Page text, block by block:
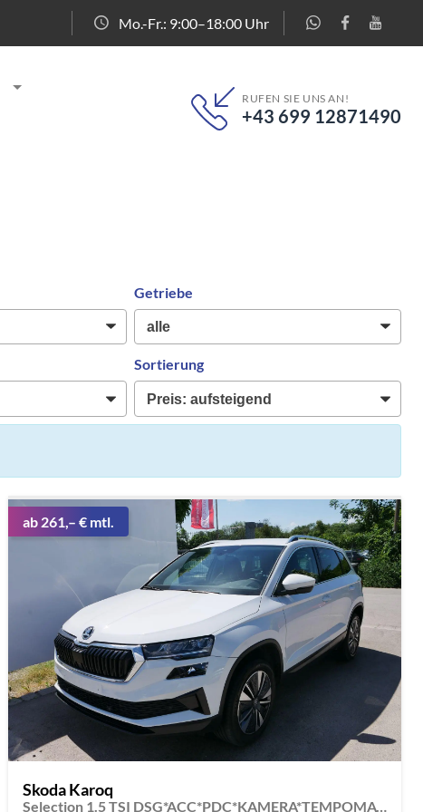
Mo.-Fr.: 9:00–18:00 Uhr
RUFEN SIE UNS AN!
+43 699 12871490
Getriebe
Sortierung
ab 261,– € mtl.
Skoda Karoq
Selection 1.5 TSI DSG*ACC*PDC*KAMERA*TEMPOMAT*LED*SMARTLINK*KLIMA*RADIO*17-ZOLL